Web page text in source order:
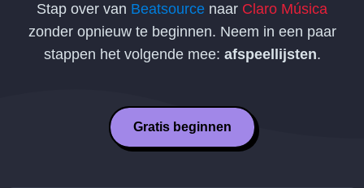
Stap over van Beatsource naar Claro Música
zonder opnieuw te beginnen. Neem in een paar
stappen het volgende mee: afspeellijsten.
Gratis beginnen